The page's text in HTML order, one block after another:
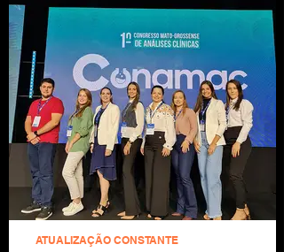
ATUALIZAÇÃO CONSTANTE